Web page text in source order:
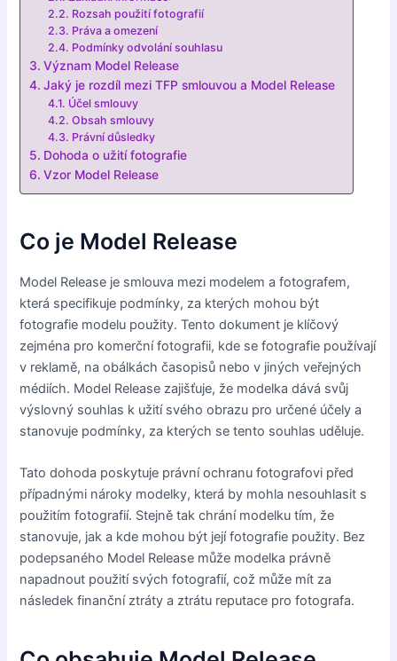
Rozsah použití fotografií
Práva a omezení
Podmínky odvolání souhlasu
Význam Model Release
Jaký je rozdíl mezi TFP smlouvou a Model Release
Účel smlouvy
Obsah smlouvy
Právní důsledky
Dohoda o užití fotografie
Vzor Model Release
Co je Model Release
Model Release je smlouva mezi modelem a fotografem,
která specifikuje podmínky, za kterých mohou být
fotografie modelu použity. Tento dokument je klíčový
zejména pro komerční fotografii, kde se fotografie používají
v reklamě, na obálkách časopisů nebo v jiných veřejných
médiích. Model Release zajišťuje, že modelka dává svůj
výslovný souhlas k užití svého obrazu pro určené účely a
stanovuje podmínky, za kterých se tento souhlas uděluje.
Tato dohoda poskytuje právní ochranu fotografovi před
případnými nároky modelky, která by mohla nesouhlasit s
použitím fotografií. Stejně tak chrání modelku tím, že
stanovuje, jak a kde mohou být její fotografie použity. Bez
podepsaného Model Release může modelka právně
napadnout použití svých fotografií, což může mít za
následek finanční ztráty a ztrátu reputace pro fotografa.